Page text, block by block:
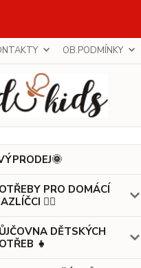
OB.PODMÍNKY
PRO DOMÁCÍ
🐕‍🦺
DĚTSKÝCH
👧